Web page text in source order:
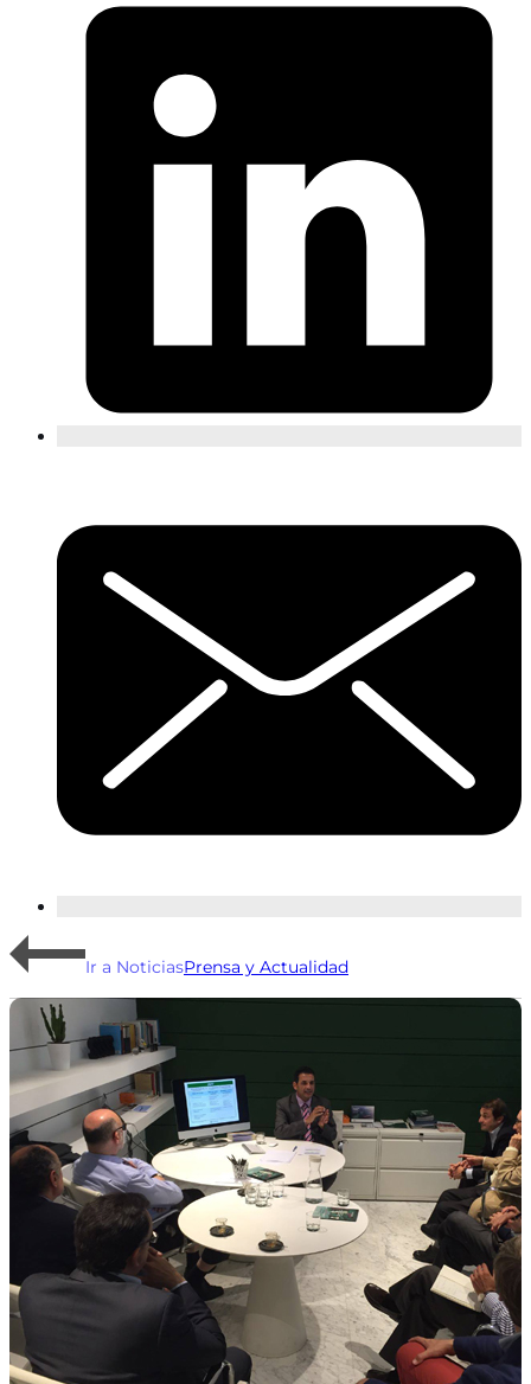
Ir a NoticiasPrensa y Actualidad